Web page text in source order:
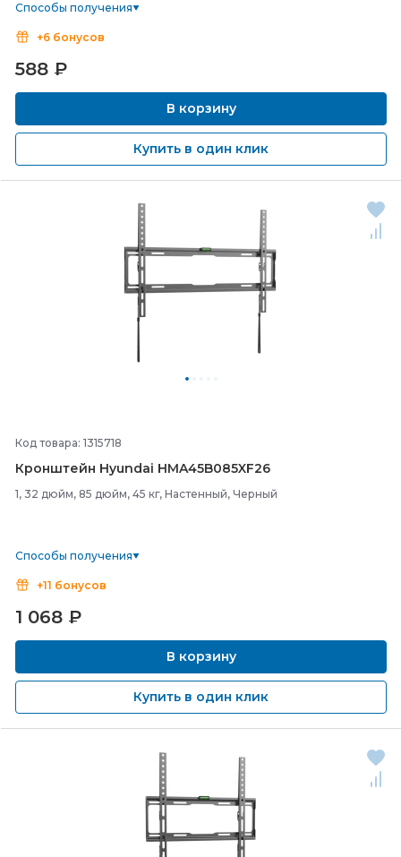
Способы получения
+6 бонусов
588 ₽
В корзину
Купить в один клик
Код товара: 1315718
Кронштейн Hyundai HMA45B085XF26
1, 32 дюйм, 85 дюйм, 45 кг, Настенный, Черный
Способы получения
+11 бонусов
1 068 ₽
В корзину
Купить в один клик